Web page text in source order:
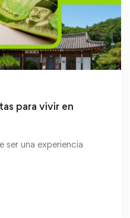
para vivir en
ser una experiencia